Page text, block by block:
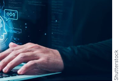
Shutterstock